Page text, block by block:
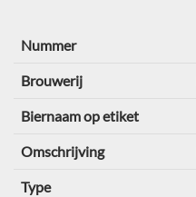
Nummer
Brouwerij
Biernaam op etiket
Omschrijving
Type